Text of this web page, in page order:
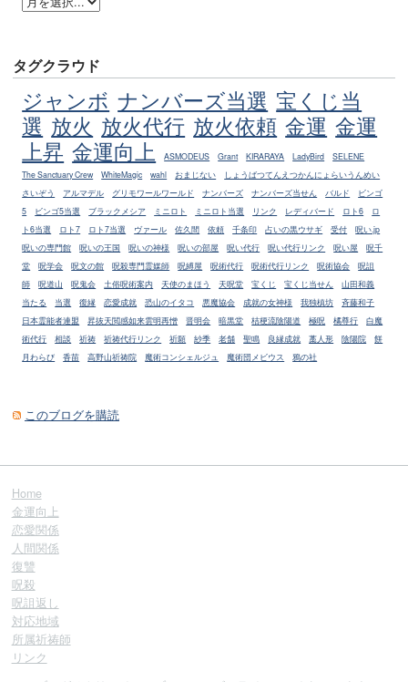
タグクラウド
ジャンボ ナンバーズ当選 宝くじ当
選 放火 放火代行 放火依頼 金運 金運
上昇 金運向上 ASMODEUS Grant KIRARAYA LadyBird
SELENE
The Sanctuary Crew
WhiteMagic wahl おまじない
しょうばつてんえつかんにょらいうんめい
さいぞう
アルマデル グリモワールワールド ナンバーズ ナンバーズ当せん バルド
ビンゴ
5
ビンゴ5当選 ブラックメシア ミニロト ミニロト当選 リンク レディバード ロト6
ロ
ト6当選
ロト7 ロト7当選 ヴァール 佐久間 依頼 千条印 占いの黒ウサギ 受付
呪い.jp
呪いの専門館
呪いの王国 呪いの神様 呪いの部屋 呪い代行 呪い代行リンク 呪い屋
呪千
堂
呪学会 呪文の館 呪殺専門霊媒師 呪縛屋 呪術代行 呪術代行リンク 呪術協会
呪詛
師
呪道山 呪鬼会 土俗呪術案内 天使のまほう 天呪堂 宝くじ 宝くじ当せん
山田和義
当たる
当選 復縁 恋愛成就 恐山のイタコ 悪魔協会 成就の女神様 我独槙坊
斉藤和子
日本霊能者連盟
昇抜天閲感如来雲明再憎 晋明会 暗黒堂 桔梗流陰陽道 極呪 橘尊行
白魔
術代行
相談 祈祷 祈祷代行リンク 祈願 紗季 老舗 聖鳴 良縁成就 藁人形 陰陽院
餅
月わらび
香苗 高野山祈祷院 魔術コンシェルジュ 魔術団メビウス 鴉の社
このブログを購読
Home
金運向上
恋愛関係
人間関係
復讐
呪殺
呪詛返し
対応地域
所属祈祷師
リンク